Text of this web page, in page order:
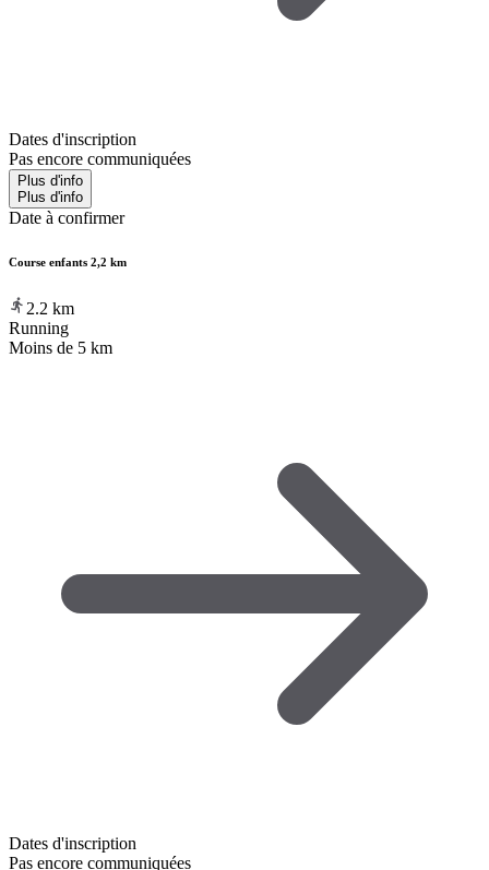
Dates d'inscription
Pas encore communiquées
Plus d'info
Plus d'info
Date à confirmer
Course enfants 2,2 km
2.2 km
Running
Moins de 5 km
Dates d'inscription
Pas encore communiquées